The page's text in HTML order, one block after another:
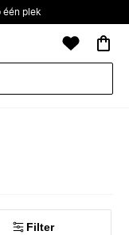
één plek
Filter